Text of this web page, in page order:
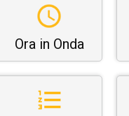
Ora in Onda